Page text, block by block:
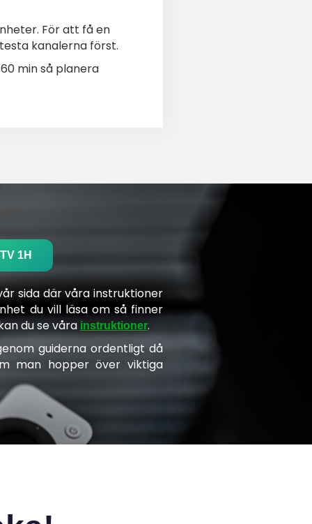
För att få en
kanalerna först.
min så planera
1H
sida där våra instruktioner
du vill läsa om så finner
du se våra instruktioner.
guiderna ordentligt då
man hopper över viktiga